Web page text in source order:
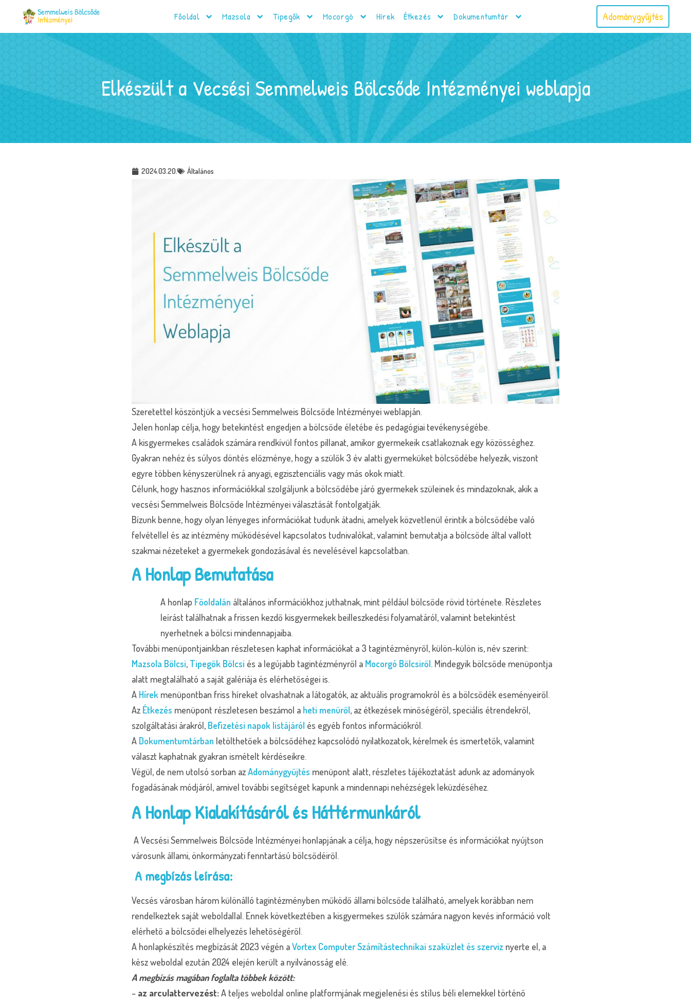
Főoldal Mazsola Tipegők Mocorgó Hírek Étkezés Dokumentumtár Adománygyűjtés
Elkészült a Vecsési Semmelweis Bölcsőde Intézményei weblapja
2024.03.20. Általános
Szeretettel köszöntjük a vecsési Semmelweis Bölcsőde Intézményei weblapján.
Jelen honlap célja, hogy betekintést engedjen a bölcsőde életébe és pedagógiai tevékenységébe.
A kisgyermekes családok számára rendkívül fontos pillanat, amikor gyermekeik csatlakoznak egy közösséghez.
Gyakran nehéz és súlyos döntés előzménye, hogy a szülők 3 év alatti gyermeküket bölcsődébe helyezik, viszont
egyre többen kényszerülnek rá anyagi, egzisztenciális vagy más okok miatt.
Célunk, hogy hasznos információkkal szolgáljunk a bölcsődébe járó gyermekek szüleinek és mindazoknak, akik a
vecsési Semmelweis Bölcsőde Intézményei választását fontolgatják.
Bízunk benne, hogy olyan lényeges információkat tudunk átadni, amelyek közvetlenül érintik a bölcsődébe való
felvétellel és az intézmény működésével kapcsolatos tudnivalókat, valamint bemutatja a bölcsőde által vallott
szakmai nézeteket a gyermekek gondozásával és nevelésével kapcsolatban.
A Honlap Bemutatása
A honlap Főoldalán általános információkhoz juthatnak, mint például bölcsőde rövid története. Részletes
leírást találhatnak a frissen kezdő kisgyermekek beilleszkedési folyamatáról, valamint betekintést
nyerhetnek a bölcsi mindennapjaiba.
További menüpontjainkban részletesen kaphat információkat a 3 tagintézményről, külön-külön is, név szerint:
Mazsola Bölcsi, Tipegők Bölcsi és a legújabb tagintézményről a Mocorgó Bölcsiről. Mindegyik bölcsőde menüpontja
alatt megtalálható a saját galériája és elérhetőségei is.
A Hírek menüpontban friss híreket olvashatnak a látogatók, az aktuális programokról és a bölcsődék eseményeiről.
Az Étkezés menüpont részletesen beszámol a heti menüről, az étkezések minőségéről, speciális étrendekről,
szolgáltatási árakról, Befizetési napok listájáról és egyéb fontos információkról.
A Dokumentumtárban letölthetőek a bölcsődéhez kapcsolódó nyilatkozatok, kérelmek és ismertetők, valamint
választ kaphatnak gyakran ismételt kérdéseikre.
Végül, de nem utolsó sorban azAdománygyűjtés menüpont alatt, részletes tájékoztatást adunk az adományok
fogadásának módjáról, amivel további segítséget kapunk a mindennapi nehézségek leküzdéséhez.
A Honlap Kialakításáról és Háttérmunkáról
A Vecsési Semmelweis Bölcsőde Intézményei honlapjának a célja, hogy népszerűsítse és információkat nyújtson
városunk állami, önkormányzati fenntartású bölcsődéiről.
A megbízás leírása:
Vecsés városban három különálló tagintézményben működő állami bölcsőde található, amelyek korábban nem
rendelkeztek saját weboldallal. Ennek következtében a kisgyermekes szülők számára nagyon kevés információ volt
elérhető a bölcsődei elhelyezés lehetőségéről.
A honlapkészítés megbízását 2023 végén aVortex Computer Számítástechnikai szaküzlet és szerviz nyerte el, a
kész weboldal ezután 2024 elején került a nyilvánosság elé.
A megbízás magában foglalta többek között:
– az arculattervezést:A teljes weboldal online platformjának megjelenési és stílus béli elemekkel történő